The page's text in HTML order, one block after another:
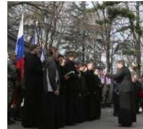
ТЕЛЕПРОЕКТ КРЫМ.РЕАЛИИ
СОВЕТЫ ПРАВОЗАЩИТНИКОВ
ПРОПАВШИЕ БЕЗ ВЕСТИ
ПОБЕДИТЕЛЕЙ НЕ СУДЯТ?
КРЫМ.НЕПОКОРЕННЫЙ
Українською
Qırımtatar
ПРИСОЕДИНЯЙТЕСЬ!